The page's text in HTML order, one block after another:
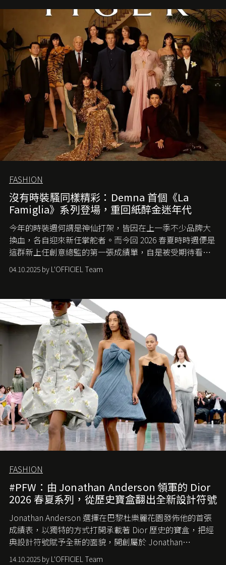
FASHION
沒有時裝騷同樣精彩：Demna 首個《La
Famiglia》系列登場，重回紙醉金迷年代
今年的時裝週何謂是神仙打架，皆因在上一季不少品牌大
換血，各自迎來新任掌舵者。而今回 2026 春夏時時週便是
這群新上任創意總監的第一張成績單，自是被受期待看他
們如何各顯神通。意大利老牌 Gucci 在過去幾個季度業績
難已救回，開雲集團任命成功曾翻轉 Balenciaga 的愛將
團市值一日蒸發 30 億美元，大眾擔心走得太前的 Demna
會忽略品牌的美學基礎，最後變成三不像。而從剛剛推出
的首作所造成的話題及關注度，我們便知道 Demna 沒這麼
簡單，一個嶄新的 Gucci 時代已經展開！
04.10.2025 by L'OFFICIEL Team
FASHION
#PFW：由 Jonathan Anderson 領軍的 Dior
2026 春夏系列，從歷史寶盒翻出全新設計符號
Jonathan Anderson 選擇在巴黎杜樂麗花園發佈他的首張
成績表，以獨特的方式打開承載著 Dior 歷史的寶盒，把經
典設計符號賦予全新的面貌，開創屬於 Jonathan
Anderson 的 Dior 時代。
14.10.2025 by L'OFFICIEL Team